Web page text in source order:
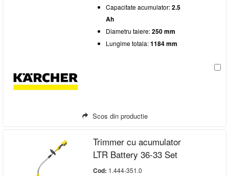
Capacitate acumulator:2.5
Ah
Diametru taiere:250 mm
Lungime totala:1184 mm
Scos din productie
Trimmer cu acumulator
LTR Battery 36-33 Set
Cod: 1.444-351.0